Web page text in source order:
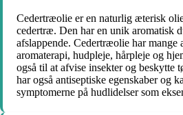
Cedertræolie er en naturlig æterisk
cedertræ. Den har en unik aromatisk
afslappende. Cedertræolie har mange
aromaterapi, hudpleje, hårpleje og
også til at afvise insekter og beskytte
har også antiseptiske egenskaber og
symptomerne på hudlidelser som